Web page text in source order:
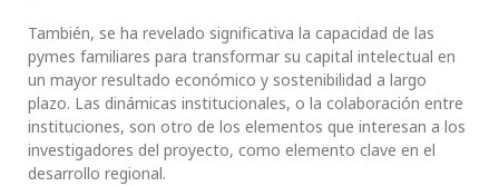
También, se ha revelado significativa la capacidad de las
pymes familiares para transformar su capital intelectual en
un mayor resultado económico y sostenibilidad a largo
plazo. Las dinámicas institucionales, o la colaboración entre
instituciones, son otro de los elementos que interesan a los
investigadores del proyecto, como elemento clave en el
desarrollo regional.